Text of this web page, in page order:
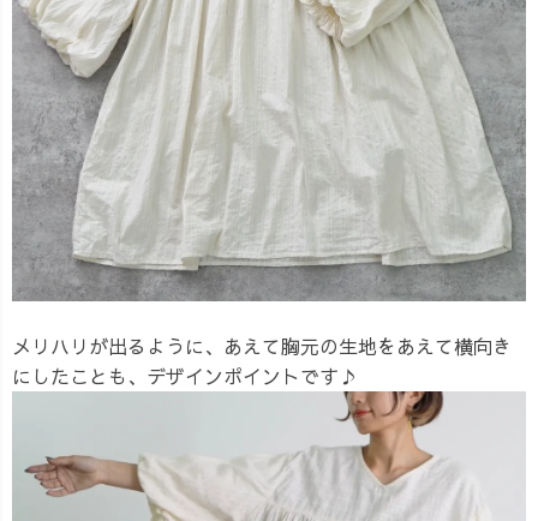
メリハリが出るように、あえて胸元の生地をあえて横向き
にしたことも、デザインポイントです♪